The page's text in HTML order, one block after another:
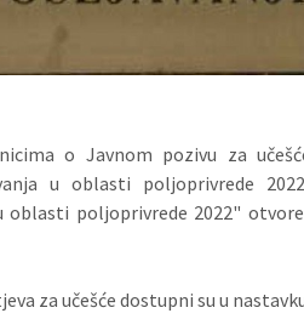
o Javnom pozivu za
u oblasti poljoprivrede
poljoprivrede 2022"
za učešće dostupni su u